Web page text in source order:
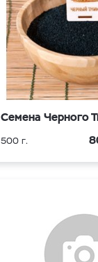
Cемена Черного
500 г.